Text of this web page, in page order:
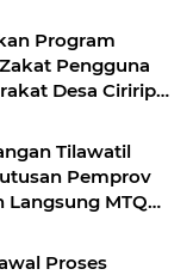
Pengguna
Desa Ciririp
Tilawatil
Pemprov
Langsung MTQ
Proses